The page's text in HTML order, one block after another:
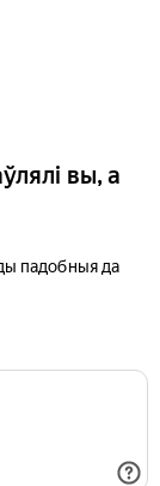
вы, а
падобныя да